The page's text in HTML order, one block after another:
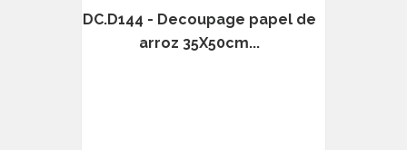
DC.D144 - Decoupage papel de
arroz 35X50cm...